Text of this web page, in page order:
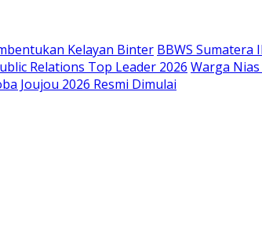
Kelayan Binter BBWS Sumatera
Relations Top Leader 2026 Warga
Joujou 2026 Resmi Dimulai